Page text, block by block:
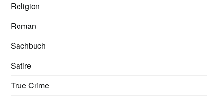
Religion
Roman
Sachbuch
Satire
True Crime